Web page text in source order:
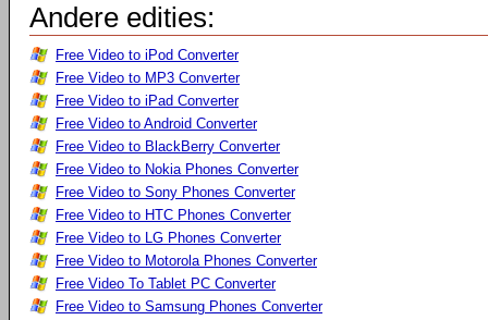
Andere edities:
Free Video to iPod Converter
Free Video to MP3 Converter
Free Video to iPad Converter
Free Video to Android Converter
Free Video to BlackBerry Converter
Free Video to Nokia Phones Converter
Free Video to Sony Phones Converter
Free Video to HTC Phones Converter
Free Video to LG Phones Converter
Free Video to Motorola Phones Converter
Free Video To Tablet PC Converter
Free Video to Samsung Phones Converter